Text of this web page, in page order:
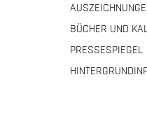
BÜCHER UND
PRESSESPIEGEL